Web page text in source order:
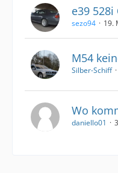
e39
sezo94 19.
M54
Silber-Schiff
Wo
daniello01